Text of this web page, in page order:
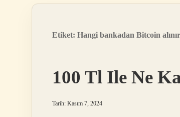
Etiket: Hangi bankadan Bitcoin alınır
100 Tl Ile Ne
Tarih: Kasım 7, 2024